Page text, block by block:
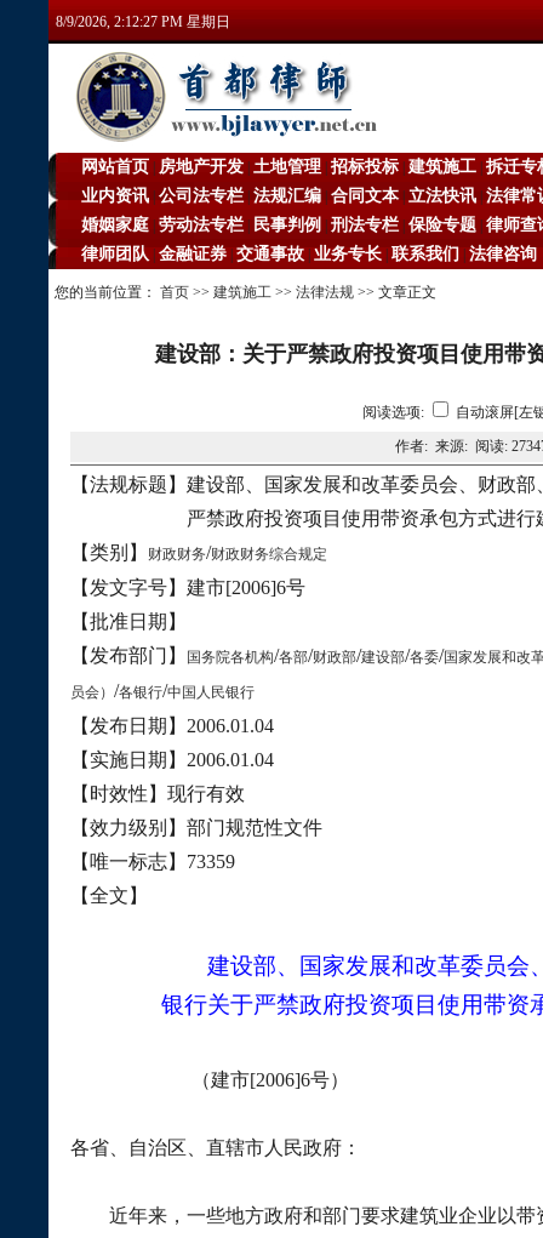
8/9/2026, 2:12:28 PM 星期日
网站首页 房地产开发 土地管理 招标投标 建筑施工 拆迁专
业内资讯 公司法专栏 法规汇编 合同文本 立法快讯 法律常
婚姻家庭 劳动法专栏 民事判例 刑法专栏 保险专题 律师查
律师团队 金融证券 交通事故 业务专长 联系我们 法律咨询
您的当前位置： 首页 >> 建筑施工 >> 法律法规 >> 文章正文
建设部：关于严禁政府投资项目使用带
阅读选项:
自动滚屏[左
作者: 来源: 阅读:
【法规标题】建设部、国家发展和改革委员会、财政
严禁政府投资项目使用带资承包方式进行
【类别】
财政财务/财政财务综合规定
【发文字号】建市[2006]6号
【批准日期】
【发布部门】
国务院各机构/各部/财政部/建设部/各委/国家发展和改
员会） /各银行/中国人民银行
【发布日期】 2006.01.04
【实施日期】 2006.01.04
【时效性】现行有效
【效力级别】部门规范性文件
【唯一标志】 73359
【全文】
建设部、国家发展和改革委员会
银行关于严禁政府投资项目使用带资
（建市[2006]6号）
各省、自治区、直辖市人民政府：
近年来，一些地方政府和部门要求建筑业企业以带